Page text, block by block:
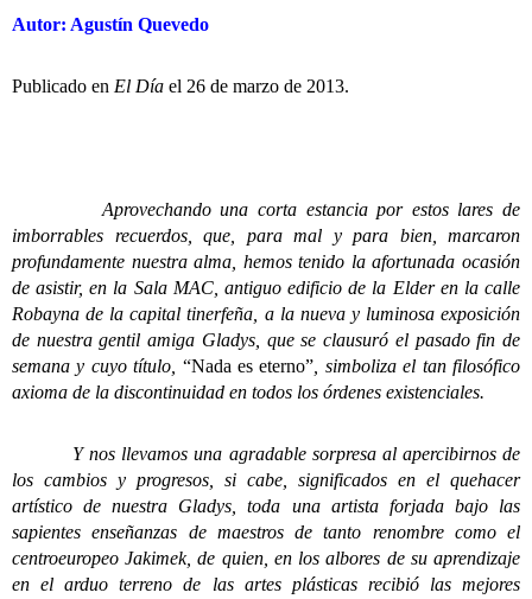
Autor: Agustín Quevedo
Publicado en El Día el 26 de marzo de 2013.
Aprovechando una corta estancia por estos lares de
imborrables recuerdos, que, para mal y para bien, marcaron
profundamente nuestra alma, hemos tenido la afortunada ocasión
de asistir, en la Sala MAC, antiguo edificio de la Elder en la calle
Robayna de la capital tinerfeña, a la nueva y luminosa exposición
de nuestra gentil amiga Gladys, que se clausuró el pasado fin de
semana y cuyo título, “Nada es eterno” , simboliza el tan filosófico
axioma de la discontinuidad en todos los órdenes existenciales.
Y nos llevamos una agradable sorpresa al apercibirnos de
los cambios y progresos, si cabe, significados en el quehacer
artístico de nuestra Gladys, toda una artista forjada bajo las
sapientes enseñanzas de maestros de tanto renombre como el
centroeuropeo Jakimek, de quien, en los albores de su aprendizaje
en el arduo terreno de las artes plásticas recibió las mejores